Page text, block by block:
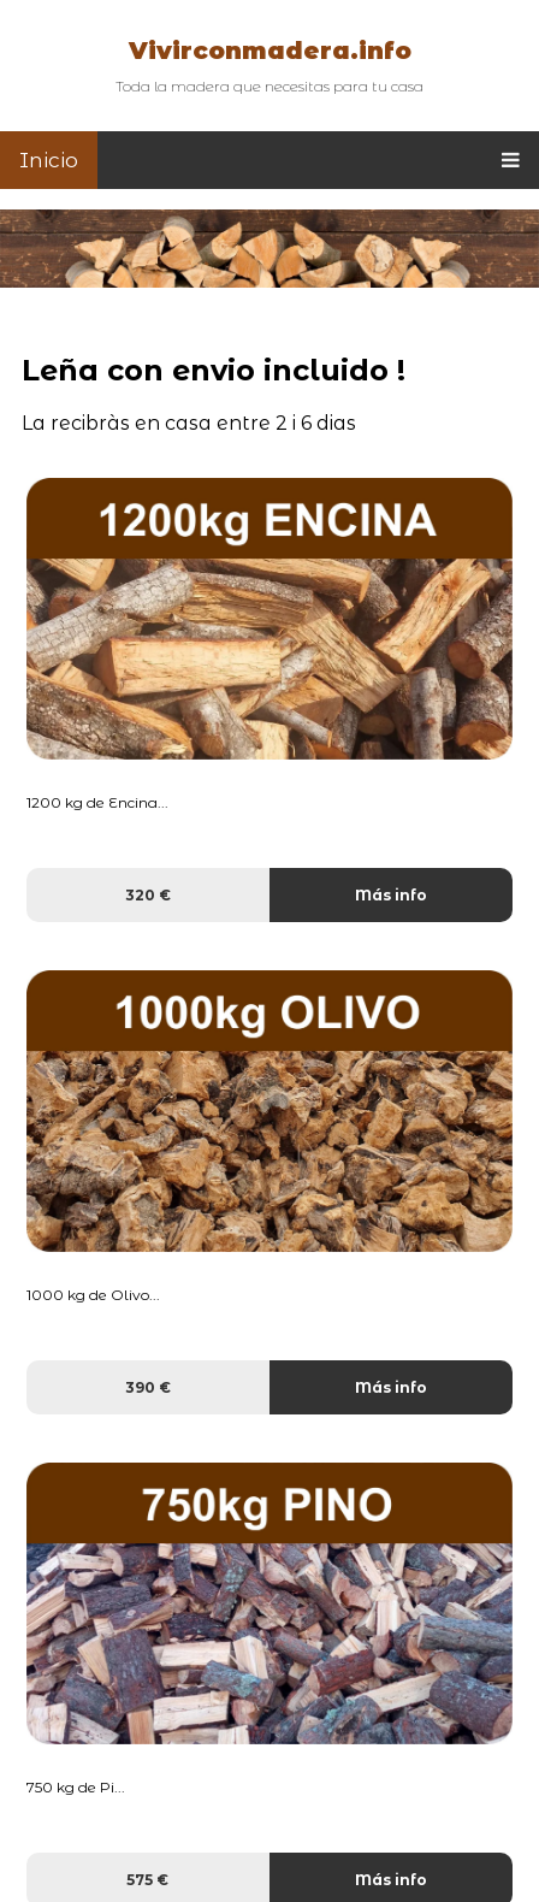
Vivirconmadera.info
Toda la madera que necesitas para tu casa
Inicio
Leña con envio incluido !
La recibràs en casa entre 2 i 6 dias
1200 kg de Encina...
320 € Más info
1000 kg de Olivo...
390 € Más info
750 kg de Pi...
575 € Más info